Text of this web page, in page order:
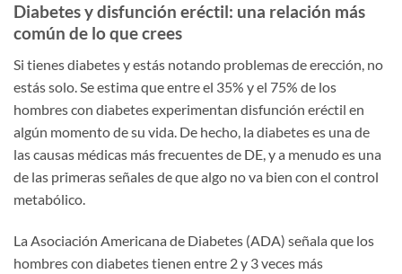
Diabetes y disfunción eréctil: una relación más
común de lo que crees
Si tienes diabetes y estás notando problemas de erección, no
estás solo. Se estima que entre el 35% y el 75% de los
hombres con diabetes experimentan disfunción eréctil en
algún momento de su vida. De hecho, la diabetes es una de
las causas médicas más frecuentes de DE, y a menudo es una
de las primeras señales de que algo no va bien con el control
metabólico.
La Asociación Americana de Diabetes (ADA) señala que los
hombres con diabetes tienen entre 2 y 3 veces más